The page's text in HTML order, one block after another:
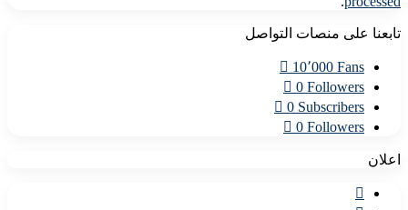
تابعنا على منصات التواصل
10٬000 Fans
0 Followers
0 Subscribers
0 Followers
اعلان